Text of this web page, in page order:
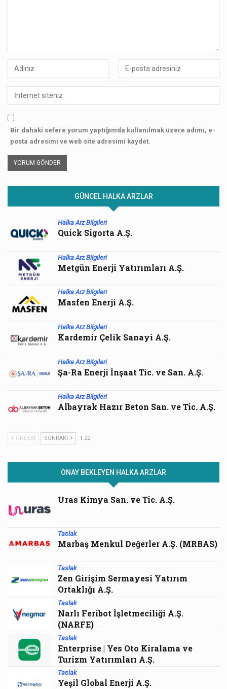
Bir dahaki sefere yorum yaptığımda kullanılmak üzere adımı, e-
posta adresimi ve web site adresimi kaydet.
GÜNCEL HALKA ARZLAR
Halka Arz Bilgileri
Quick Sigorta A.Ş.
Halka Arz Bilgileri
Metgün Enerji Yatırımları A.Ş.
Halka Arz Bilgileri
Masfen Enerji A.Ş.
Halka Arz Bilgileri
Kardemir Çelik Sanayi A.Ş.
Halka Arz Bilgileri
Şa-Ra Enerji İnşaat Tic. ve San. A.Ş.
Halka Arz Bilgileri
Albayrak Hazır Beton San. ve Tic. A.Ş.
ÖNCEKI SONRAKI 1 22
ONAY BEKLEYEN HALKA ARZLAR
Uras Kimya San. ve Tic. A.Ş.
Taslak
Marbaş Menkul Değerler A.Ş. (MRBAS)
Taslak
Zen Girişim Sermayesi Yatırım
Ortaklığı A.Ş.
Taslak
Narlı Feribot İşletmeciliği A.Ş.
(NARFE)
Taslak
Enterprise | Yes Oto Kiralama ve
Turizm Yatırımları A.Ş.
Taslak
Yeşil Global Enerji A.Ş.